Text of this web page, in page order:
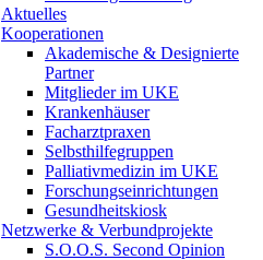
Aktuelles
Kooperationen
Akademische & Designierte
Partner
Mitglieder im UKE
Krankenhäuser
Facharztpraxen
Selbsthilfegruppen
Palliativmedizin im UKE
Forschungseinrichtungen
Gesundheitskiosk
Netzwerke & Verbundprojekte
S.O.O.S. Second Opinion